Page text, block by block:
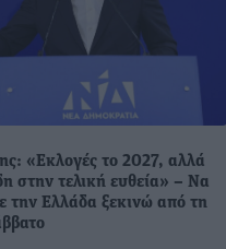
«Εκλογές το 2027, αλλά
στην τελική ευθεία» – Nα
την Ελλάδα ξεκινώ από τη